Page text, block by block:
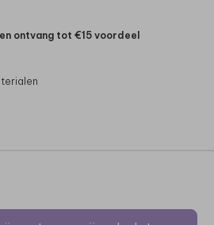
ontvang tot €15 voordeel